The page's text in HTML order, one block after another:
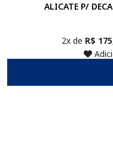
ALICATE P/
2x de R$